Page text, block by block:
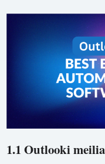
1.1 Outlooki